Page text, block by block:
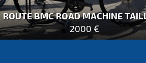
ROUTE BMC ROAD MACHINE
2000 €